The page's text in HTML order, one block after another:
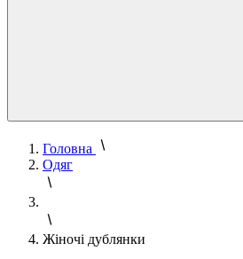
Головна
Одяг
Жіночі дублянки